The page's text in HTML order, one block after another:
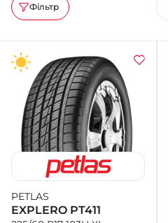
Фільтр
PETLAS
EXPLERO PT411